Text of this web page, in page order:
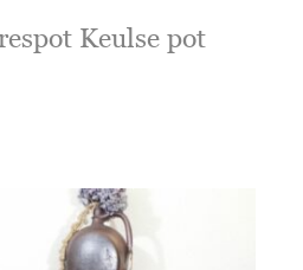
Keulse pot